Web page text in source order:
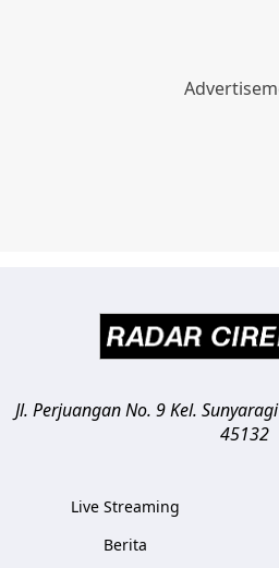
Jl. Perjuangan No. 9 Kel. Sunyaragi
45132
Live Streaming
Berita